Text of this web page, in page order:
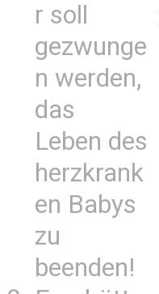
r soll
gezwunge
n werden,
das
Leben des
herzkrank
en Babys
zu
beenden!